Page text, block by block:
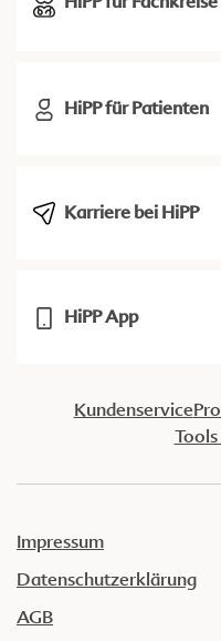
HiPP für Patienten
Karriere bei HiPP
HiPP App
Kundenservice
Impressum
Datenschutzerklärung
AGB